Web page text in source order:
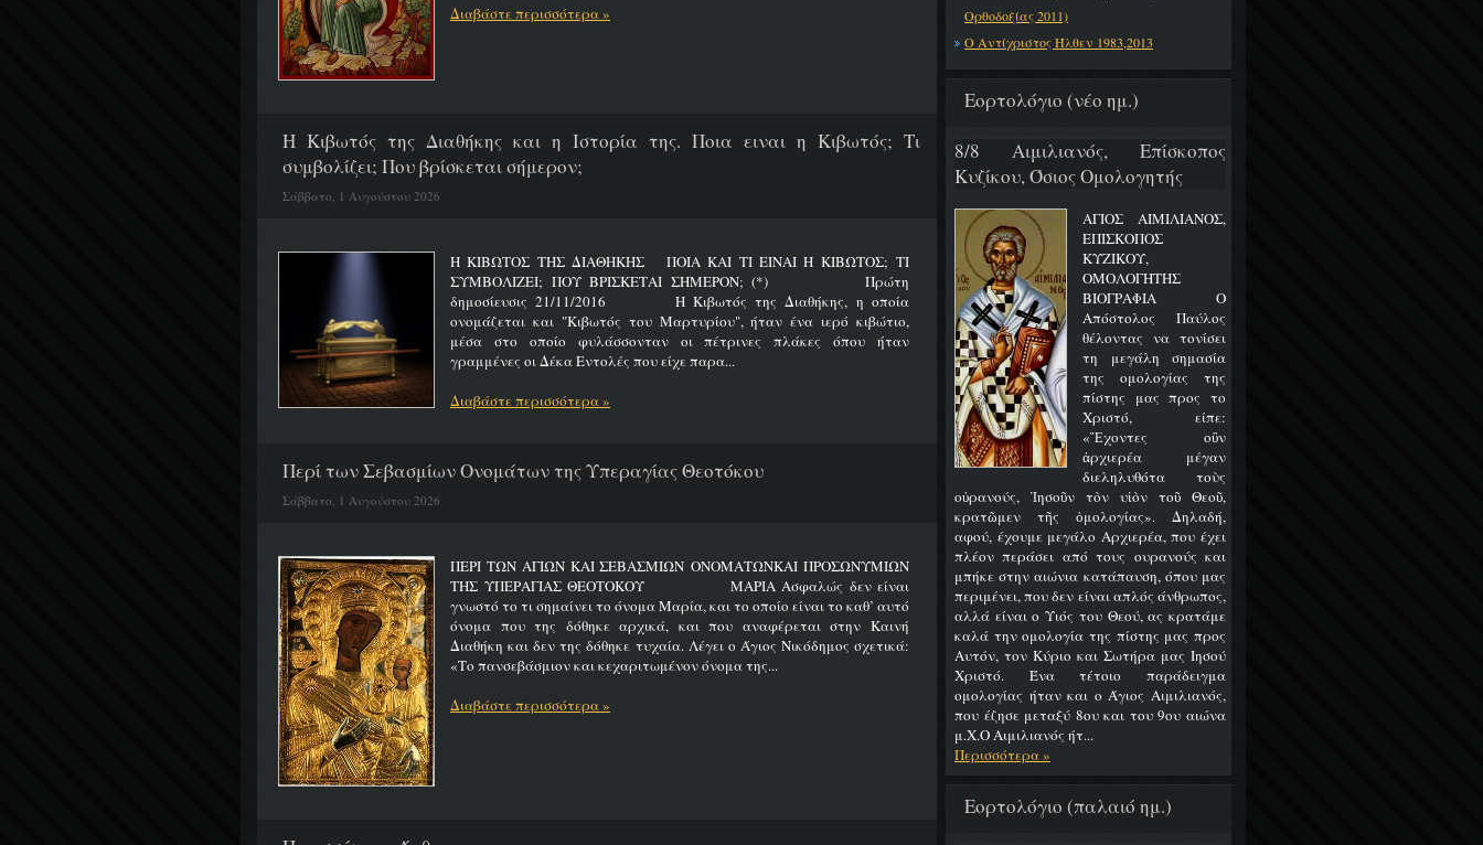
Ορθοδοξίας 2011)
Ο Αντίχριστος Ήλθεν 1983,2013
Εορτολόγιο (νέο ημ.)
8/8 Αιμιλιανός, Επίσκοπος
Κυζίκου, Όσιος Ομολογητής
ΑΓΙΟΣ ΑΙΜΙΛΙΑΝΟΣ,
ΕΠΙΣΚΟΠΟΣ
ΚΥΖΙΚΟΥ,
ΟΜΟΛΟΓΗΤΗΣ
ΒΙΟΓΡΑΦΙΑ Ο
Απόστολος Παύλος
θέλοντας να τονίσει
τη μεγάλη σημασία
της ομολογίας της
πίστης μας προς το
Χριστό, είπε:
«Ἔχοντες οὒν
ἀρχιερέα μέγαν
διεληλυθότα τοὺς
οὐρανούς, Ἰησοῦν τὸν υἱὸν τοῦ Θεοῦ,
κρατῶμεν τῆς ὁμολογίας». Δηλαδή,
αφού, έχουμε μεγάλο Αρχιερέα, που έχει
πλέον περάσει από τους ουρανούς και
μπήκε στην αιώνια κατάπαυση, όπου μας
περιμένει, που δεν είναι απλός άνθρωπος,
αλλά είναι ο Υιός του Θεού, ας κρατάμε
καλά την ομολογία της πίστης μας προς
Αυτόν, τον Κύριο και Σωτήρα μας Ιησού
Χριστό. Ένα τέτοιο παράδειγμα
ομολογίας ήταν και ο Άγιος Αιμιλιανός,
που έζησε μεταξύ 8ου και του 9ου αιώνα
μ.Χ.Ο Αιμιλιανός ήτ...
Περισσότερα »
Εορτολόγιο (παλαιό ημ.)
Διαβάστε περισσότερα »
H Κιβωτός της Διαθήκης και η Ιστορία της. Ποια ειναι η Κιβωτός; Τι
συμβολίζει; Που βρίσκεται σήμερον;
Σάββατο, 1 Αυγούστου 2026
Η ΚΙΒΩΤΟΣ ΤΗΣ ΔΙΑΘΗΚΗΣ ΠΟΙΑ ΚΑΙ ΤΙ ΕΙΝΑΙ Η ΚΙΒΩΤΟΣ; ΤΙ
ΣΥΜΒΟΛΙΖΕΙ; ΠΟΥ ΒΡΙΣΚΕΤΑΙ ΣΗΜΕΡΟΝ; (*) Πρώτη
δημοσίευσις 21/11/2016 Η Κιβωτός της Διαθήκης, η οποία
ονομάζεται και "Κιβωτός του Μαρτυρίου", ήταν ένα ιερό κιβώτιο,
μέσα στο οποίο φυλάσσονταν οι πέτρινες πλάκες όπου ήταν
γραμμένες οι Δέκα Εντολές που είχε παρα...
Διαβάστε περισσότερα »
Περί των Σεβασμίων Ονομάτων της Υπεραγίας Θεοτόκου
Σάββατο, 1 Αυγούστου 2026
ΠΕΡΙ ΤΩΝ ΑΓΙΩΝ ΚΑΙ ΣΕΒΑΣΜΙΩΝ ΟΝΟΜΑΤΩΝΚΑΙ ΠΡΟΣΩΝΥΜΙΩΝ
ΤΗΣ ΥΠΕΡΑΓΙΑΣ ΘΕΟΤΟΚΟΥ ΜΑΡΙΑ Ασφαλώς δεν είναι
γνωστό το τι σημαίνει το όνομα Μαρία, και το οποίο είναι το καθ’ αυτό
όνομα που της δόθηκε αρχικά, και που αναφέρεται στην Καινή
Διαθήκη και δεν της δόθηκε τυχαία. Λέγει ο Άγιος Νικόδημος σχετικά:
«Το πανσεβάσμιον και κεχαριτωμένον όνομα της...
Διαβάστε περισσότερα »